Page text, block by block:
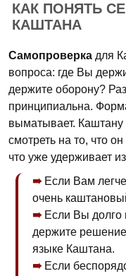
КАК ПОНЯТЬ
КАШТАНА
Самопроверка для
вопроса: где Вы
держите оборону?
принципиальна.
выматывает. Каштану
смотреть на то, что
что уже удерживает
Если Вам
очень
Если Вы долго
держите решение
языке Каштана.
Если